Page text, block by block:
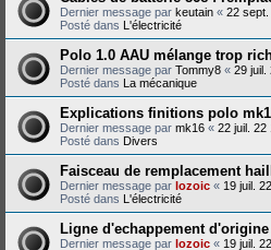
Dernier message par keutain « 22
Posté dans L'électricité
Polo 1.0 AAU mélange trop
Dernier message par Tommy8 « 29 juil.
Posté dans La mécanique
Explications finitions polo
Dernier message par mk16 « 22 juil. 22
Posté dans Divers
Faisceau de remplacement
Dernier message par lozoic « 19 juil.
Posté dans L'électricité
Ligne d'echappement d'origine
Dernier message par lozoic « 19 juil.